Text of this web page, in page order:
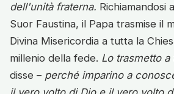
dell'unità fraterna. Richiamandosi
Suor Faustina, il Papa trasmise il
Divina Misericordia a tutta la
millenio della fede. Lo trasmetto
disse – perché imparino a